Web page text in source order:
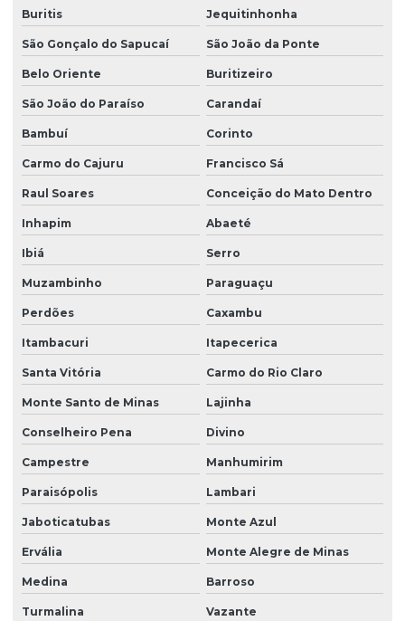
Buritis Jequitinhonha
São Gonçalo do Sapucaí São João da Ponte
Belo Oriente Buritizeiro
São João do Paraíso Carandaí
Bambuí Corinto
Carmo do Cajuru Francisco Sá
Raul Soares Conceição do Mato Dentro
Inhapim Abaeté
Ibiá Serro
Muzambinho Paraguaçu
Perdões Caxambu
Itambacuri Itapecerica
Santa Vitória Carmo do Rio Claro
Monte Santo de Minas Lajinha
Conselheiro Pena Divino
Campestre Manhumirim
Paraisópolis Lambari
Jaboticatubas Monte Azul
Ervália Monte Alegre de Minas
Medina Barroso
Turmalina Vazante